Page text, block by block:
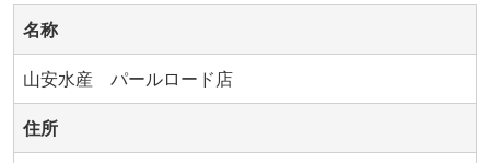
名称
山安水産 パールロード店
住所